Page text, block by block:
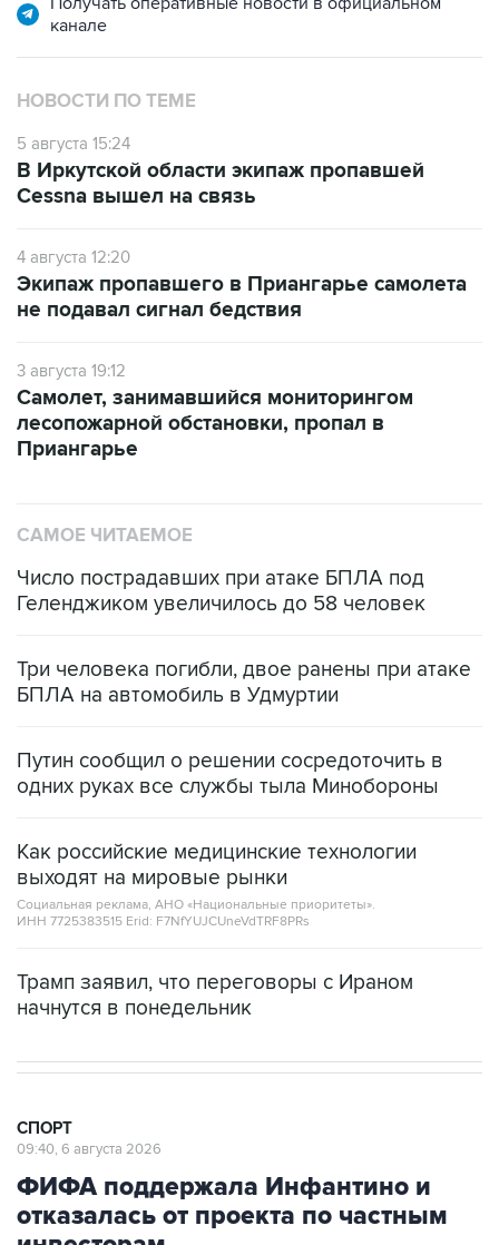
канале
НОВОСТИ ПО ТЕМЕ
5 августа 15:24
В Иркутской области экипаж пропавшей
Cessna вышел на связь
4 августа 12:20
Экипаж пропавшего в Приангарье самолета
не подавал сигнал бедствия
3 августа 19:12
Самолет, занимавшийся мониторингом
лесопожарной обстановки, пропал в
Приангарье
САМОЕ ЧИТАЕМОЕ
Число пострадавших при атаке БПЛА под
Геленджиком увеличилось до 58 человек
Три человека погибли, двое ранены при атаке
БПЛА на автомобиль в Удмуртии
Путин сообщил о решении сосредоточить в
одних руках все службы тыла Минобороны
Как российские медицинские технологии
выходят на мировые рынки
Социальная реклама, АНО «Национальные приоритеты».
ИНН 7725383515 Erid: F7NfYUJCUneVdTRF8PRs
Трамп заявил, что переговоры с Ираном
начнутся в понедельник
СПОРТ
09:40, 6 августа 2026
ФИФА поддержала Инфантино и
отказалась от проекта по частным